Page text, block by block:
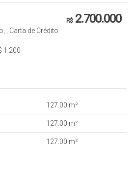
R$2.700.000
, Carta de Crédito
1.200
127.00 m²
127.00 m²
127.00 m²